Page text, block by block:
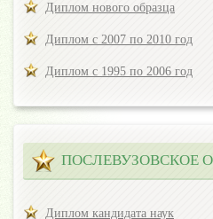
Диплом нового образца
Диплом с 2007 по 2010 год
Диплом с 1995 по 2006 год
ПОСЛЕВУЗОВСКОЕ
Диплом кандидата наук